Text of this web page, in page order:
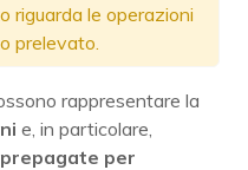
riguarda le operazioni
prelevato.
rappresentare la
e, in particolare,
per